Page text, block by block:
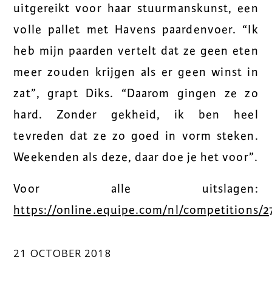
uitgereikt voor haar stuurmanskunst, een
volle pallet met Havens paardenvoer. “Ik
heb mijn paarden vertelt dat ze geen eten
meer zouden krijgen als er geen winst in
zat”, grapt Diks. “Daarom gingen ze zo
hard. Zonder gekheid, ik ben heel
tevreden dat ze zo goed in vorm steken.
Weekenden als deze, daar doe je het voor”.
Voor alle uitslagen:
https://online.equipe.com/nl/competitions/
21 OCTOBER 2018